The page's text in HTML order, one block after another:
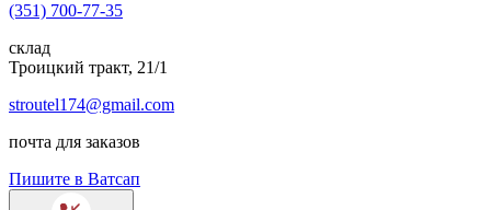
(351) 700-77-35
склад
Троицкий тракт, 21/1
stroutel174@gmail.com
почта для заказов
Пишите в Ватсап